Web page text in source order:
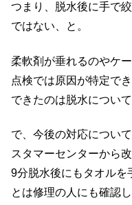
つまり、脱水後に手で
ではない、と。
柔軟剤が垂れるのやケ
点検では原因が特定で
できたのは脱水について
で、今後の対応につい
スタマーセンターから
9分脱水後にもタオルを
とは修理の人にも確認